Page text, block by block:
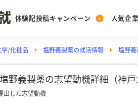
体験記投稿キャンペーン
Post
投稿する
人気企
Ranking
ランキングを見る
PickUp
注目の企業特集
/化粧品 塩野義製薬の就活情報 塩野
野義製薬の志望動機詳細（神
出した志望動機